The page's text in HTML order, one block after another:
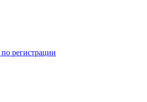
регистрации